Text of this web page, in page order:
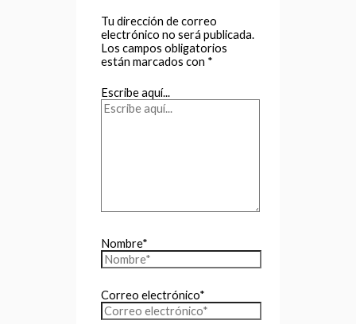
Tu dirección de correo
electrónico no será publicada.
Los campos obligatorios
están marcados con *
Escribe aquí...
Nombre*
Correo electrónico*